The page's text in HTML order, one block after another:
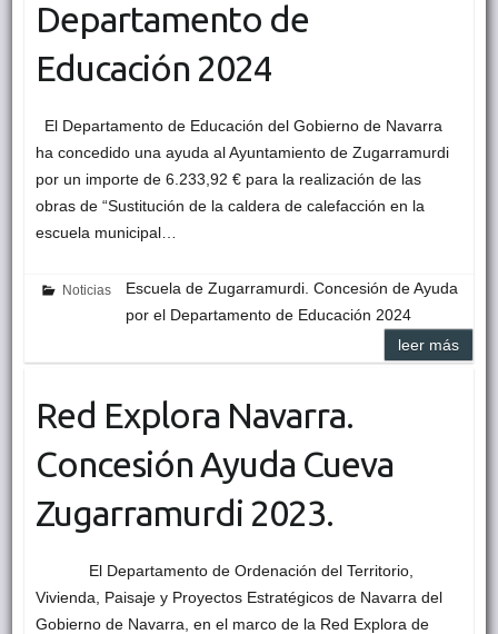
Departamento de
Educación 2024
El Departamento de Educación del Gobierno de Navarra
ha concedido una ayuda al Ayuntamiento de Zugarramurdi
por un importe de 6.233,92 € para la realización de las
obras de “Sustitución de la caldera de calefacción en la
escuela municipal…
Noticias
Escuela de Zugarramurdi. Concesión de Ayuda
por el Departamento de Educación 2024
leer más
Red Explora Navarra.
Concesión Ayuda Cueva
Zugarramurdi 2023.
El Departamento de Ordenación del Territorio,
Vivienda, Paisaje y Proyectos Estratégicos de Navarra del
Gobierno de Navarra, en el marco de la Red Explora de